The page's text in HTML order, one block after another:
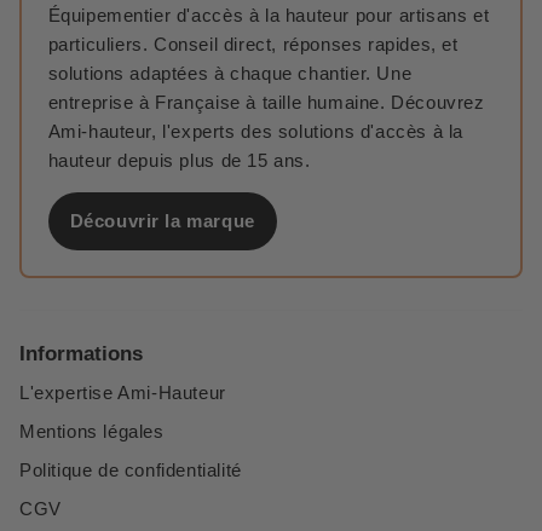
Équipementier d'accès à la hauteur pour artisans et
particuliers. Conseil direct, réponses rapides, et
solutions adaptées à chaque chantier. Une
entreprise à Française à taille humaine. Découvrez
Ami-hauteur, l'experts des solutions d'accès à la
hauteur depuis plus de 15 ans.
Découvrir la marque
Informations
L'expertise Ami-Hauteur
Mentions légales
Politique de confidentialité
CGV